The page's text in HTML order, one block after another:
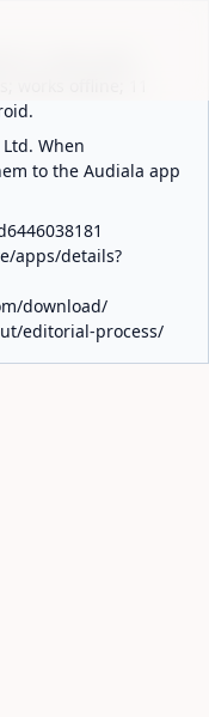
1,100+ cities
When
to the Audiala app
apps/details?
download/
editorial-process/